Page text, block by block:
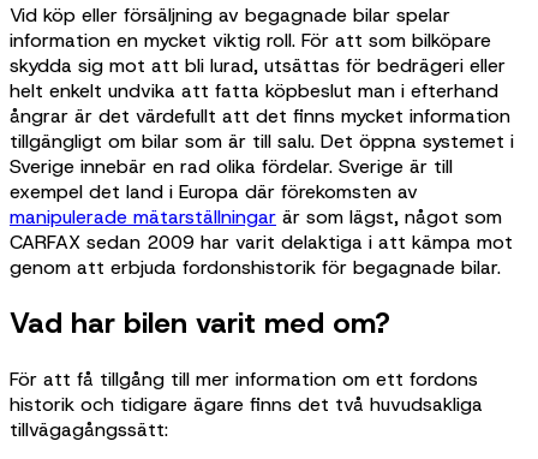
Vid köp eller försäljning av begagnade bilar spelar
information en mycket viktig roll. För att som bilköpare
skydda sig mot att bli lurad, utsättas för bedrägeri eller
helt enkelt undvika att fatta köpbeslut man i efterhand
ångrar är det värdefullt att det finns mycket information
tillgängligt om bilar som är till salu. Det öppna systemet i
Sverige innebär en rad olika fördelar. Sverige är till
exempel det land i Europa där förekomsten av
manipulerade mätarställningar är som lägst, något som
CARFAX sedan 2009 har varit delaktiga i att kämpa mot
genom att erbjuda fordonshistorik för begagnade bilar.
Vad har bilen varit med om?
För att få tillgång till mer information om ett fordons
historik och tidigare ägare finns det två huvudsakliga
tillvägagångssätt: